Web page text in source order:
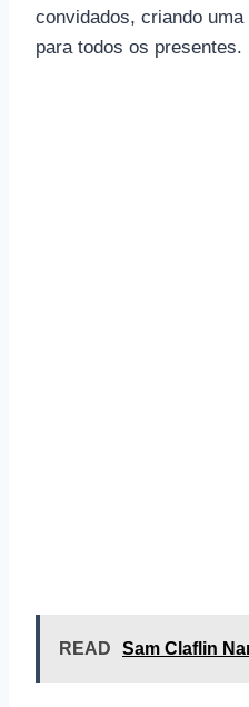
convidados, criando
para todos os presentes.
READ Sam Claflin